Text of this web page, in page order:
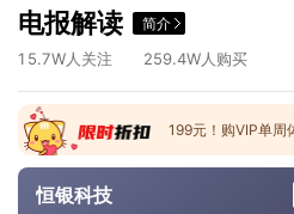
电报解读 简介
9
5
1
6
0
5
.
.
.
9
5
7W人关注
4
5
2
5
7
5
7
4
9
.
.
.
5
2
4W人购买
199元！购VIP单周
恒银科技